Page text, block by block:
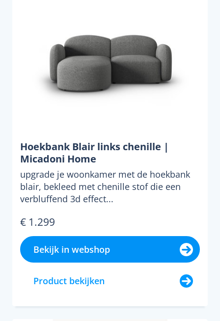
Hoekbank Blair links chenille |
Micadoni Home
upgrade je woonkamer met de hoekbank
blair, bekleed met chenille stof die een
verbluffend 3d effect...
€ 1.299
Bekijk in webshop
Product bekijken